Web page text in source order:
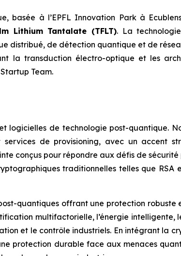
basée à l’EPFL Innovation Park à
Lithium Tantalate (TFLT). La
distribué, de détection quantique et de
la transduction électro-optique et les
Team.
logicielles de technologie post-quantique.
de provisioning, avec un accent
conçus pour répondre aux défis de sécurité
traditionnelles telles que RSA
quantiques offrant une protection robuste
multifactorielle, l’énergie intelligente,
et le contrôle industriels. En intégrant la
protection durable face aux menaces